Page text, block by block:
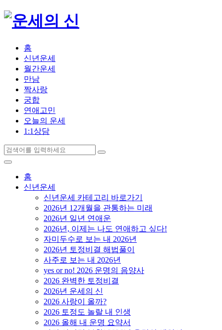
홈
신년운세
월간운세
만남
짝사랑
궁합
연애고민
오늘의 운세
1:1상담
홈
신년운세
신년운세 카테고리 바로가기
2026년 12개월을 관통하는 미래
2026년 일년 연애운
2026년, 이제는 나도 연애하고 싶다!
자미두수로 보는 내 2026년
2026년 토정비결 해법풀이
사주로 보는 내 2026년
yes or no! 2026 운명의 음양사
2026 완벽한 토정비결
2026년 운세의 신
2026 사랑이 올까?
2026 토정도 놀랄 내 인생
2026 올해 내 운명 요약서